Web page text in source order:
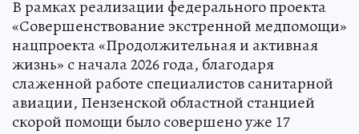
В рамках реализации федерального проекта
«Совершенствование экстренной медпомощи»
нацпроекта «Продолжительная и активная
жизнь» с начала 2026 года, благодаря
слаженной работе специалистов санитарной
авиации, Пензенской областной станцией
скорой помощи было совершено уже 17